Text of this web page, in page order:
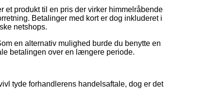
et produkt til en pris der virker himmelråbende
Betalinger med kort er dog inkluderet i
netshops.
en alternativ mulighed burde du benytte en
betalingen over en længere periode.
tyde forhandlerens handelsaftale, dog er det